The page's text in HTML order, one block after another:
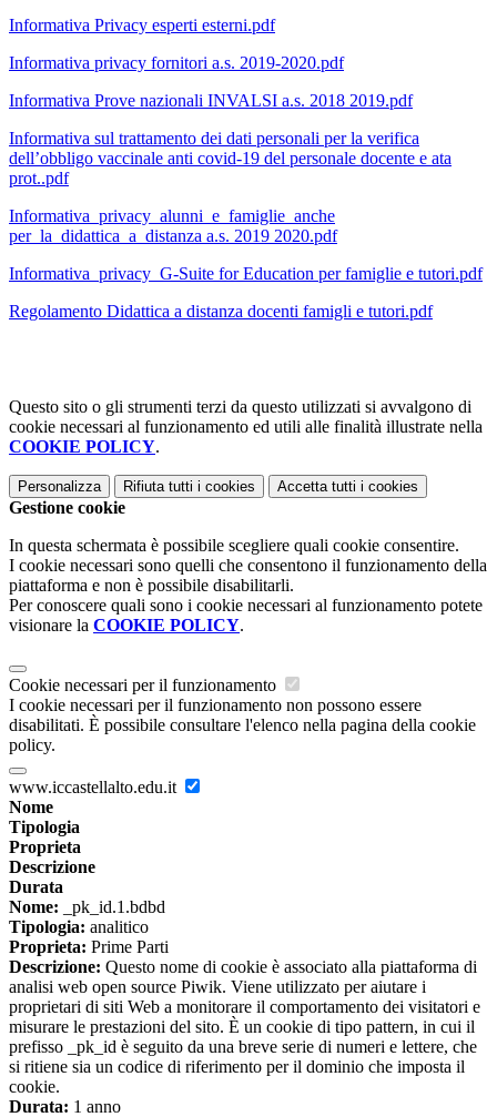
Informativa Privacy esperti esterni.pdf
Informativa privacy fornitori a.s. 2019-2020.pdf
Informativa Prove nazionali INVALSI a.s. 2018 2019.pdf
Informativa sul trattamento dei dati personali per la verifica
dell’obbligo vaccinale anti covid-19 del personale docente e ata
prot..pdf
Informativa_privacy_alunni_e_famiglie_anche
per_la_didattica_a_distanza a.s. 2019 2020.pdf
Informativa_privacy_G-Suite for Education per famiglie e tutori.pdf
Regolamento Didattica a distanza docenti famigli e tutori.pdf
Questo sito o gli strumenti terzi da questo utilizzati si avvalgono di
cookie necessari al funzionamento ed utili alle finalità illustrate nella
COOKIE POLICY.
Personalizza Rifiuta tutti i cookies Accetta tutti i cookies
Gestione cookie
In questa schermata è possibile scegliere quali cookie consentire.
I cookie necessari sono quelli che consentono il funzionamento della
piattaforma e non è possibile disabilitarli.
Per conoscere quali sono i cookie necessari al funzionamento potete
visionare la COOKIE POLICY.
Cookie necessari per il funzionamento
I cookie necessari per il funzionamento non possono essere
disabilitati. È possibile consultare l'elenco nella pagina della cookie
policy.
www.iccastellalto.edu.it
Nome
Tipologia
Proprieta
Descrizione
Durata
Nome: _pk_id.1.bdbd
Tipologia: analitico
Proprieta: Prime Parti
Descrizione: Questo nome di cookie è associato alla piattaforma di
analisi web open source Piwik. Viene utilizzato per aiutare i
proprietari di siti Web a monitorare il comportamento dei visitatori e
misurare le prestazioni del sito. È un cookie di tipo pattern, in cui il
prefisso _pk_id è seguito da una breve serie di numeri e lettere, che
si ritiene sia un codice di riferimento per il dominio che imposta il
cookie.
Durata: 1 anno